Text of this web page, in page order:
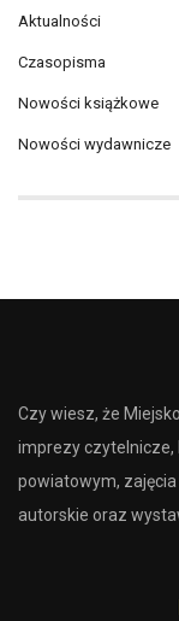
Aktualności
Czasopisma
Nowości książkowe
Nowości wydawnicze
Czy wiesz, że
imprezy czytelnicze,
powiatowym,
autorskie oraz